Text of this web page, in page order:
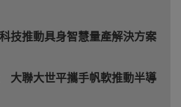
技推動具身智慧量產解決方案
大聯大世平攜手帆軟推動半導